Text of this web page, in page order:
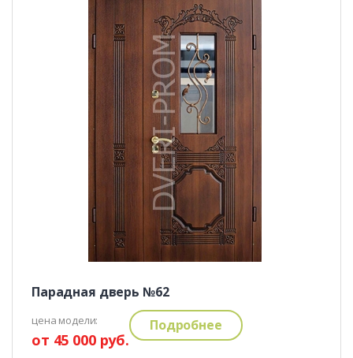
Парадная дверь №62
цена модели:
от 45 000 руб.
Подробнее